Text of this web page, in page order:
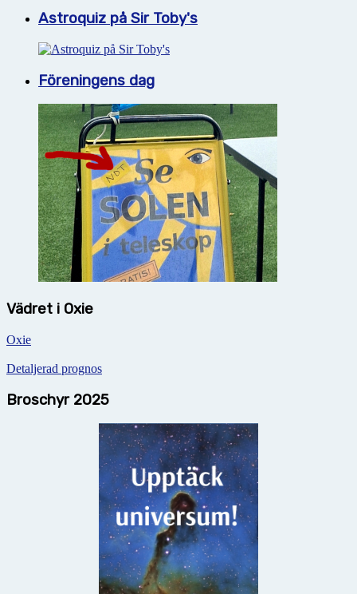
Astroquiz på Sir Toby's
Föreningens dag
Vädret i Oxie
Oxie
Detaljerad prognos
Broschyr 2025